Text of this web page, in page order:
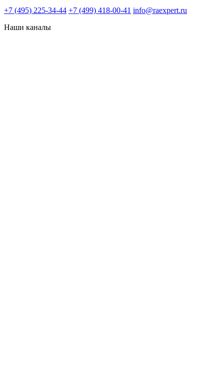
+7 (495) 225-34-44 +7 (499) 418-00-41 info@raexpert.ru
Наши каналы